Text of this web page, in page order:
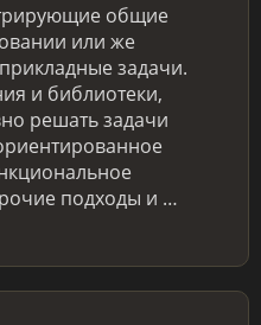
общие
или же
задачи.
и библиотеки,
решать задачи
подходы и …